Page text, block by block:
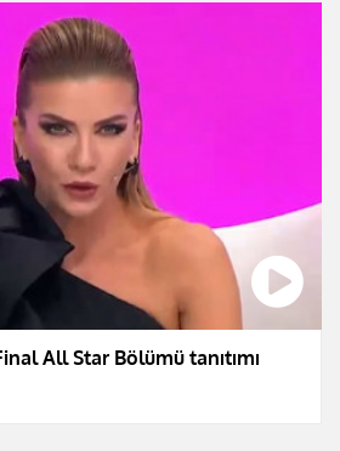
All Star Bölümü tanıtımı